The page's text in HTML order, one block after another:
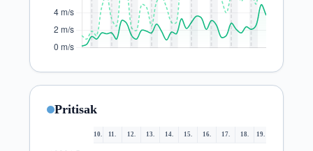
Pritisak
10. 11. 12. 13. 14. 15. 16. 17. 18. 19.